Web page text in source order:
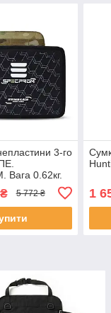
3-го
Вага 0.62кг.
2шт5 772 ₴ 1